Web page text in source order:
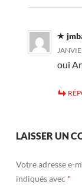
oui
LAISSER UN
Votre adresse e-
indiqués avec *